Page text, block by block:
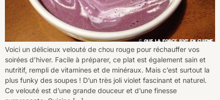
Voici un délicieux velouté de chou rouge pour réchauffer vos
soirées d’hiver. Facile à préparer, ce plat est également sain et
nutritif, rempli de vitamines et de minéraux. Mais c’est surtout la
plus funky des soupes ! D’un très joli violet fascinant et naturel.
Ce velouté est d’une grande douceur et d’une finesse